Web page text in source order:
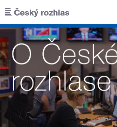
Přejít k hlavnímu obsahu